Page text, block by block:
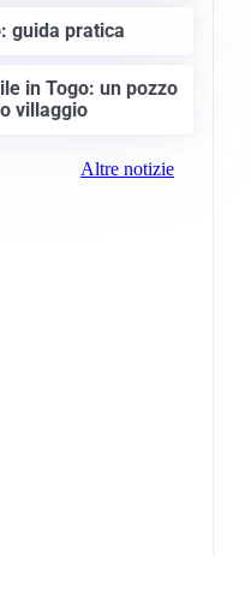
guida pratica
in Togo: un pozzo
villaggio
Altre notizie